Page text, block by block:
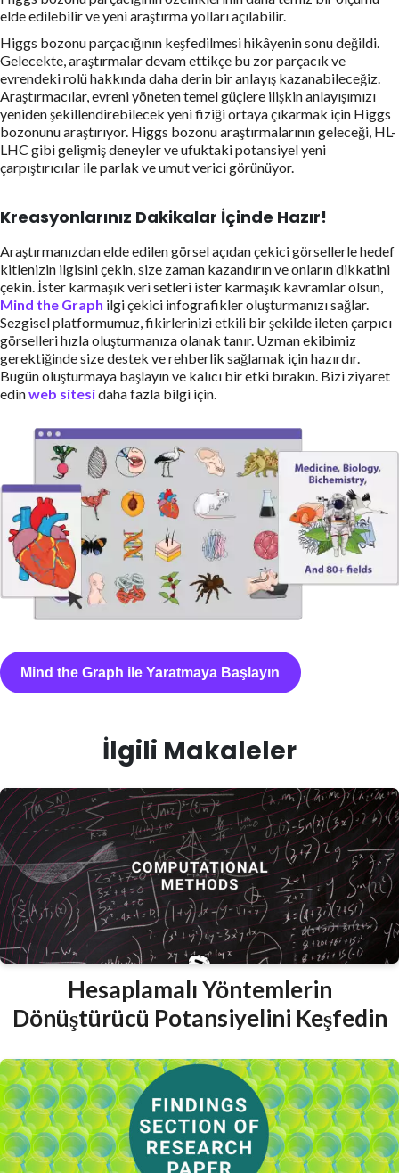
elde edilebilir ve yeni araştırma yolları açılabilir.
Higgs bozonu parçacığının keşfedilmesi hikâyenin sonu değildi.
Gelecekte, araştırmalar devam ettikçe bu zor parçacık ve
evrendeki rolü hakkında daha derin bir anlayış kazanabileceğiz.
Araştırmacılar, evreni yöneten temel güçlere ilişkin anlayışımızı
yeniden şekillendirebilecek yeni fiziği ortaya çıkarmak için Higgs
bozonunu araştırıyor. Higgs bozonu araştırmalarının geleceği, HL-
LHC gibi gelişmiş deneyler ve ufuktaki potansiyel yeni
çarpıştırıcılar ile parlak ve umut verici görünüyor.
Kreasyonlarınız Dakikalar İçinde Hazır!
Araştırmanızdan elde edilen görsel açıdan çekici görsellerle hedef
kitlenizin ilgisini çekin, size zaman kazandırın ve onların dikkatini
çekin. İster karmaşık veri setleri ister karmaşık kavramlar olsun,
Mind the Graph ilgi çekici infografikler oluşturmanızı sağlar.
Sezgisel platformumuz, fikirlerinizi etkili bir şekilde ileten çarpıcı
görselleri hızla oluşturmanıza olanak tanır. Uzman ekibimiz
gerektiğinde size destek ve rehberlik sağlamak için hazırdır.
Bugün oluşturmaya başlayın ve kalıcı bir etki bırakın. Bizi ziyaret
edinweb sitesidaha fazla bilgi için.
Mind the Graph ile Yaratmaya Başlayın
İlgili Makaleler
Hesaplamalı Yöntemlerin
Dönüştürücü Potansiyelini Keşfedin